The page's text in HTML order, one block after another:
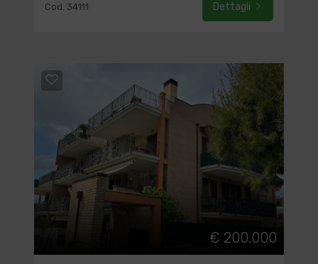
Cod. 34111 Dettagli
€ 200.000